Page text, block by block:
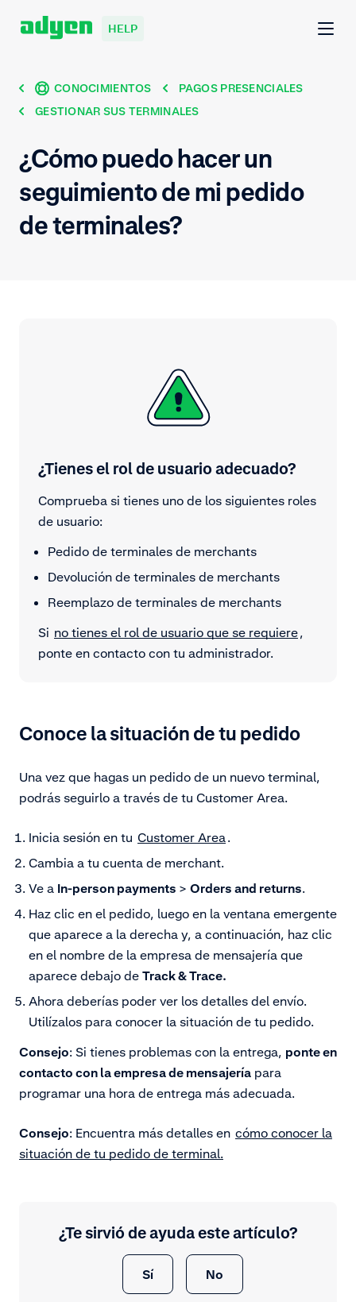
HELP
CONOCIMIENTOS
PAGOS PRESENCIALES
GESTIONAR SUS TERMINALES
¿Cómo puedo hacer un
seguimiento de mi pedido
de terminales?
¿Tienes el rol de usuario adecuado?
Comprueba si tienes uno de los siguientes roles
de usuario:
Pedido de terminales de merchants
Devolución de terminales de merchants
Reemplazo de terminales de merchants
Si no tienes el rol de usuario que se requiere,
ponte en contacto con tu administrador.
Conoce la situación de tu pedido
Una vez que hagas un pedido de un nuevo terminal,
podrás seguirlo a través de tu Customer Area.
Inicia sesión en tu Customer Area.
Cambia a tu cuenta de merchant.
Ve a In-person payments > Orders and returns.
Haz clic en el pedido, luego en la ventana emergente
que aparece a la derecha y, a continuación, haz clic
en el nombre de la empresa de mensajería que
aparece debajo de Track & Trace.
Ahora deberías poder ver los detalles del envío.
Utilízalos para conocer la situación de tu pedido.
Consejo: Si tienes problemas con la entrega, ponte en
contacto con la empresa de mensajería para
programar una hora de entrega más adecuada.
Consejo: Encuentra más detalles en cómo conocer la
situación de tu pedido de terminal.
¿Te sirvió de ayuda este artículo?
Sí No